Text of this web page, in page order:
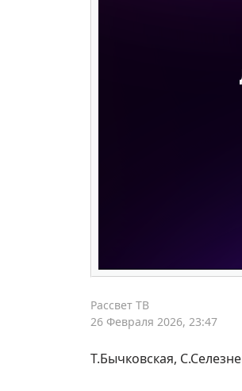
Рассвет ТВ
26 Февраля 2026, 23:47
Т.Бычковская,